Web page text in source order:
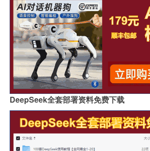
DeepSeek全套部署资料免费下载